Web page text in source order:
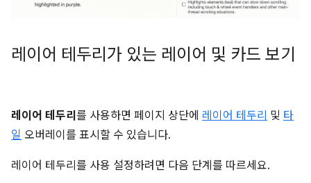
레이어 테두리가 있는 레이어 및 카드 보기
레이어 테두리 를 사용하면 페이지 상단에 레이어 테두리 및 타
일 오버레이를 표시할 수 있습니다.
레이어 테두리를 사용 설정하려면 다음 단계를 따르세요.